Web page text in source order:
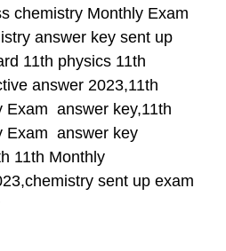
chemistry Monthly Exam
answer key sent up
11th physics 11th
answer 2023,11th
Exam answer key,11th
Exam answer key
11th Monthly
sent up exam